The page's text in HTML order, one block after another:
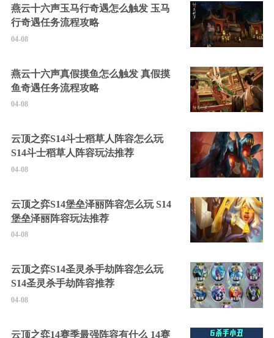
燕云十六声玉马行奇遇怎么触发 玉马
行奇遇任务流程攻略
04-08
燕云十六声真假摸鱼怎么触发 真假摸
鱼奇遇任务流程攻略
04-08
云顶之弈S14斗士稻草人阵容怎么玩
S14斗士稻草人阵容玩法推荐
04-08
云顶之弈S14堡垒泽丽阵容怎么玩 S14
堡垒泽丽阵容玩法推荐
04-08
云顶之弈S14圣灵杀手劫阵容怎么玩
S14圣灵杀手劫阵容推荐
04-08
云顶之弈14赛季最强阵容有什么 14赛